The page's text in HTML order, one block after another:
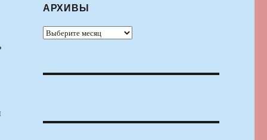
АРХИВЫ
Архивы